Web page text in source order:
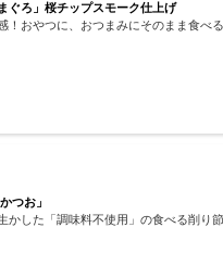
ぐろ」桜チップスモーク仕上げ
おやつに、おつまみにそのまま食べ
つお」
した「調味料不使用」の食べる削り